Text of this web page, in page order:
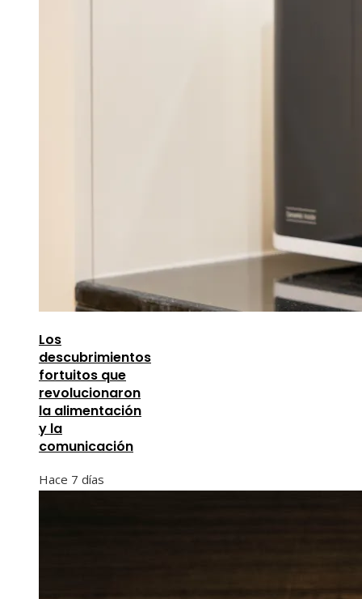
Los
descubrimientos
fortuitos que
revolucionaron
la alimentación
y la
comunicación
Hace 7 días